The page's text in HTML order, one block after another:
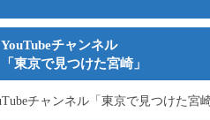
YouTubeチャンネル
「東京で見つけた宮崎」